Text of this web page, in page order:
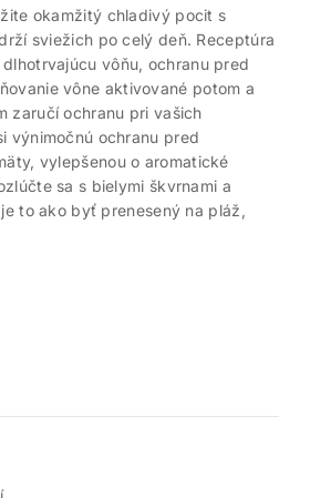
okamžitý chladivý pocit s
sviežich po celý deň. Receptúra
vôňu, ochranu pred
vône aktivované potom a
zaručí ochranu pri vašich
výnimočnú ochranu pred
vylepšenou o aromatické
sa s bielymi škvrnami a
to ako byť prenesený na pláž,